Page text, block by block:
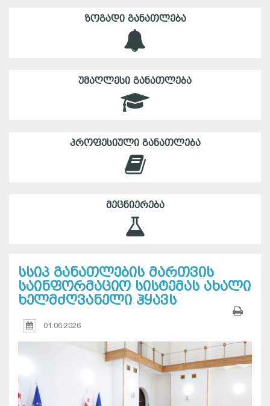
ᲖᲝᲒᲐᲓᲘ ᲒᲐᲜᲐᲗᲚᲔᲑᲐ
ᲣᲛᲐᲦᲚᲔᲡᲘ ᲒᲐᲜᲐᲗᲚᲔᲑᲐ
ᲞᲠᲝᲤᲔᲡᲘᲣᲚᲘ ᲒᲐᲜᲐᲗᲚᲔᲑᲐ
ᲛᲔᲪᲜᲘᲔᲠᲔᲑᲐ
სსიპ განათლების მართვის
საინფორმაციო სისტემას ახალი
ხელმძღვანელი ჰყავს
01.06.2026